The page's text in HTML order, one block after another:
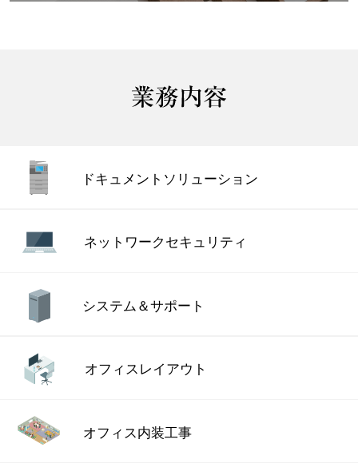
ドキュメント ソリューション
ネットワーク セキュリティ
システム＆サポート
オフィスレイアウト
オフィス内装工事